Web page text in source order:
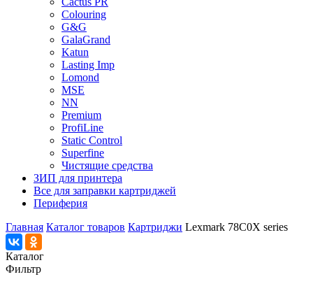
Colouring
G&G
GalaGrand
Katun
Lasting Imp
Lomond
MSE
NN
Premium
ProfiLine
Static Control
Superfine
Чистящие средства
ЗИП для принтера
Все для заправки картриджей
Периферия
Главная Каталог товаров Картриджи Lexmark 78C0X series
Каталог
Фильтр